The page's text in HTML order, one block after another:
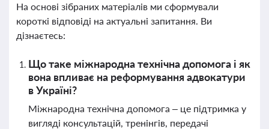
На основі зібраних матеріалів ми сформували
короткі відповіді на актуальні запитання. Ви
дізнаєтесь:
Що таке міжнародна технічна допомога і як
вона впливає на реформування адвокатури
в Україні?
Міжнародна технічна допомога – це підтримка у
вигляді консультацій, тренінгів, передачі